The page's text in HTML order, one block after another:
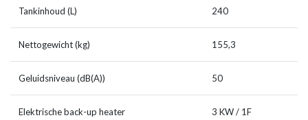
Tankinhoud (L) 240
Nettogewicht (kg) 155,3
Geluidsniveau (dB(A)) 50
Elektrische back-up heater 3 KW / 1F